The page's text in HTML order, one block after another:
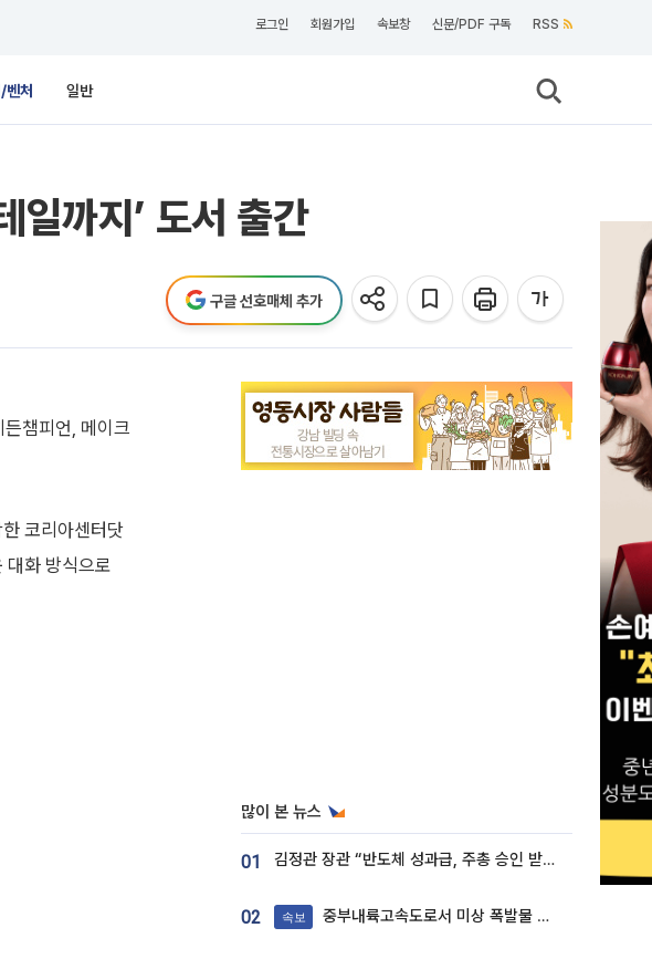
로그인 회원가입 속보창 신문/PDF 구독 RSS
벤처 일반
일까지’ 도서 출간
구글 선호매체 추가
챔피언, 메이크
코리아센터닷
대화 방식으로
많이 본 뉴스
01 김정관 장관 “반도체 성과급, 주총 승인 받도록”…상법·자본시장법 개정 시사
02 속보 중부내륙고속도로서 미상 폭발물 발견